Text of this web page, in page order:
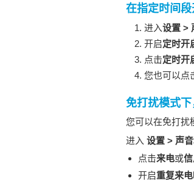
在指定时间
进入设置>
开启定时开
点击定时开
您也可以点
免打扰模式
您可以在免打扰
进入 设置> 声
点击来电或
开启重复来